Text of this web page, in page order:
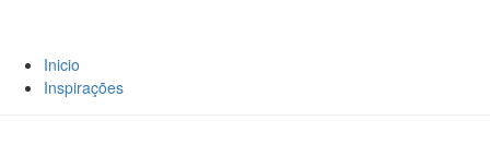
Inicio
Inspirações